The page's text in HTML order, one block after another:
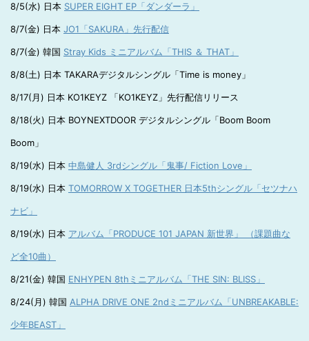
8/5(水) 日本 SUPER EIGHT EP「ダンダーラ」
8/7(金) 日本 JO1「SAKURA」先行配信
8/7(金) 韓国 Stray Kids ミニアルバム「THIS ＆ THAT」
8/8(土) 日本 TAKARAデジタルシングル「Time is money」
8/17(月) 日本 KO1KEYZ 「KO1KEYZ」先行配信リリース
8/18(火) 日本 BOYNEXTDOOR デジタルシングル「Boom Boom
Boom」
8/19(水) 日本 中島健人 3rdシングル「鬼事/ Fiction Love」
8/19(水) 日本 TOMORROW X TOGETHER 日本5thシングル「セツナハ
ナビ」
8/19(水) 日本 アルバム「PRODUCE 101 JAPAN 新世界」 （課題曲な
ど全10曲）
8/21(金) 韓国 ENHYPEN 8thミニアルバム「THE SIN: BLISS」
8/24(月) 韓国 ALPHA DRIVE ONE 2ndミニアルバム「UNBREAKABLE:
少年BEAST」